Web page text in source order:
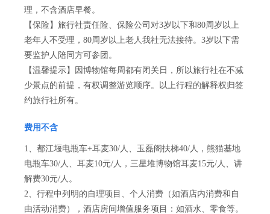
理，不含酒店早餐。
【保险】旅行社责任险、保险公司对3岁以下和80周岁以上
老年人不受理，80周岁以上老人我社无法接待。3岁以下需
要监护人陪同方可参团。
【温馨提示】因博物馆每周都有闭关日，所以旅行社在不减
少景点的前提，有权调整游览顺序。以上行程的解释权归签
约旅行社所有。
费用不含
1、都江堰电瓶车+耳麦30/人、玉磊阁扶梯40/人，熊猫基地
电瓶车30/人、耳麦10元/人，三星堆博物馆耳麦15元/人、讲
解费30元/人。
2、行程中列明的自理项目、个人消费（如酒店内消费和自
由活动消费），酒店房间增值服务项目：如酒水、零食等。